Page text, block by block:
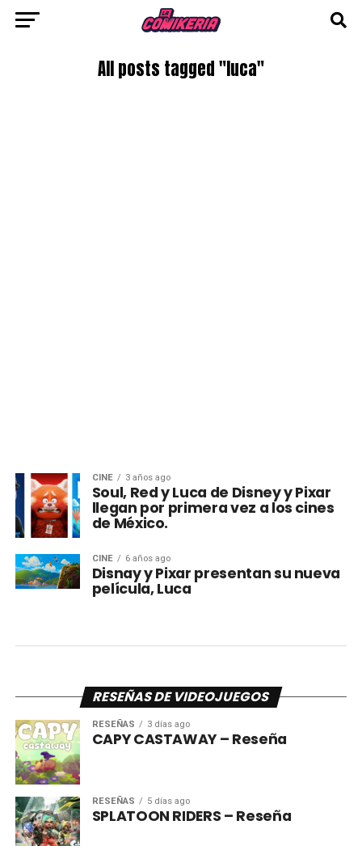
All posts tagged "luca"
CINE 3 años ago
Soul, Red y Luca de Disney y Pixar
llegan por primera vez a los cines
de México.
CINE 6 años ago
Disnay y Pixar presentan su nueva
película, Luca
RESEÑAS DE VIDEOJUEGOS
RESEÑAS 3 días ago
CAPY CASTAWAY – Reseña
RESEÑAS 5 días ago
SPLATOON RIDERS – Reseña